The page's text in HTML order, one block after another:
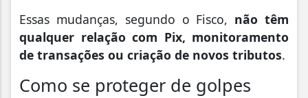
Essas mudanças, segundo o Fisco, não têm
qualquer relação com Pix, monitoramento
de transações ou criação de novos tributos.
Como se proteger de golpes